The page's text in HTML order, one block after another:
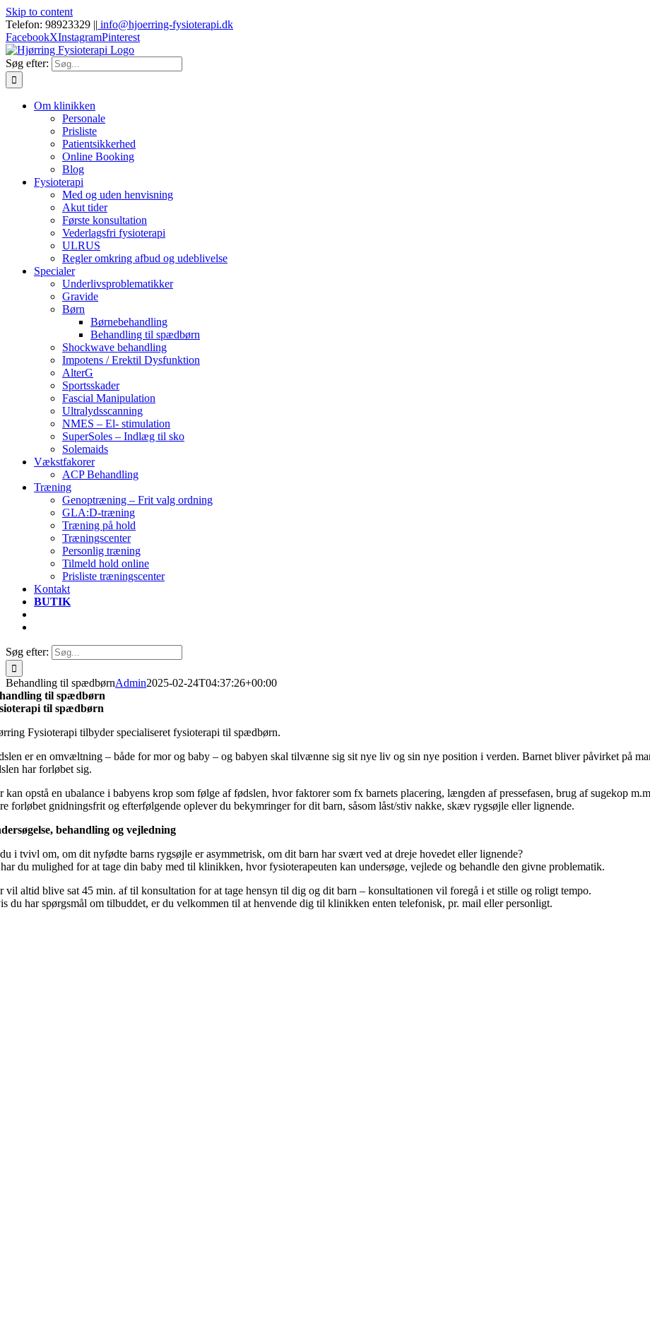
Skip to content
Telefon: 98923329 || info@hjoerring-fysioterapi.dk
FacebookXInstagramPinterest
Søg efter:
Om klinikken
Personale
Prisliste
Patientsikkerhed
Online Booking
Blog
Fysioterapi
Med og uden henvisning
Akut tider
Første konsultation
Vederlagsfri fysioterapi
ULRUS
Regler omkring afbud og udeblivelse
Specialer
Underlivsproblematikker
Gravide
Børn
Børnebehandling
Behandling til spædbørn
Shockwave behandling
Impotens / Erektil Dysfunktion
AlterG
Sportsskader
Fascial Manipulation
Ultralydsscanning
NMES – El- stimulation
SuperSoles – Indlæg til sko
Solemaids
Vækstfakorer
ACP Behandling
Træning
Genoptræning – Frit valg ordning
GLA:D-træning
Træning på hold
Træningscenter
Personlig træning
Tilmeld hold online
Prisliste træningscenter
Kontakt
BUTIK
Søg efter:
Behandling til spædbørnAdmin2025-02-24T04:37:26+00:00
til spædbørn
til spædbørn
Fysioterapi tilbyder specialiseret fysioterapi til spædbørn.
er en omvæltning – både for mor og baby – og babyen skal tilvænne sig sit nye liv og sin nye position i verden. Barnet bliver påvirket på
har forløbet sig.
kan opstå en ubalance i babyens krop som følge af fødslen, hvor faktorer som fx barnets placering, længden af pressefasen, brug af sugekop
forløbet gnidningsfrit og efterfølgende oplever du bekymringer for dit barn, såsom låst/stiv nakke, skæv rygsøjle eller lignende.
behandling og vejledning
i tvivl om, om dit nyfødte barns rygsøjle er asymmetrisk, om dit barn har svært ved at dreje hovedet eller lignende?
du mulighed for at tage din baby med til klinikken, hvor fysioterapeuten kan undersøge, vejlede og behandle den givne problematik.
vil altid blive sat 45 min. af til konsultation for at tage hensyn til dig og dit barn – konsultationen vil foregå i et stille og roligt tempo.
du har spørgsmål om tilbuddet, er du velkommen til at henvende dig til klinikken enten telefonisk, pr. mail eller personligt.